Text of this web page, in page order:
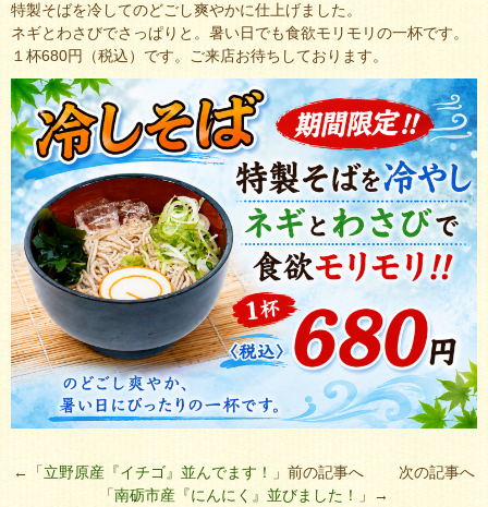
特製そばを冷してのどごし爽やかに仕上げました。
ネギとわさびでさっぱりと。暑い日でも食欲モリモリの一杯です。
１杯680円（税込）です。ご来店お待ちしております。
←「立野原産『イチゴ』並んでます！
」前の記事へ 次の記事へ
「南砺市産『にんにく』並びました！ 」→